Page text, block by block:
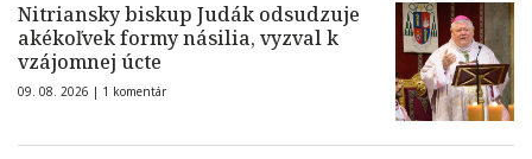
Nitriansky biskup Judák odsudzuje
akékoľvek formy násilia, vyzval k
vzájomnej úcte
09. 08. 2026 | 1 komentár